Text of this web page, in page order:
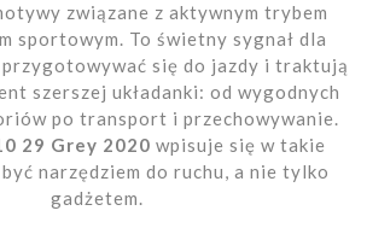
związane z aktywnym trybem
sportowym. To świetny sygnał dla
się do jazdy i traktują
szerszej układanki: od wygodnych
po transport i przechowywanie.
29 Grey 2020 wpisuje się w takie
narzędziem do ruchu, a nie tylko
gadżetem.